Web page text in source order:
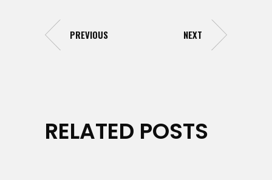
PREVIOUS NEXT
RELATED POSTS